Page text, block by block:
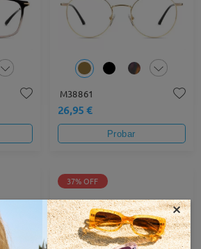
M38861
26,95 €
Probar
37% OFF
×